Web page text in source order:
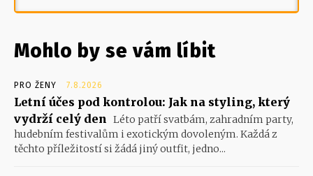
Mohlo by se vám líbit
PRO ŽENY 7.8.2026
Letní účes pod kontrolou: Jak na styling, který
vydrží celý den Léto patří svatbám, zahradním party,
hudebním festivalům i exotickým dovoleným. Každá z
těchto příležitostí si žádá jiný outfit, jedno...